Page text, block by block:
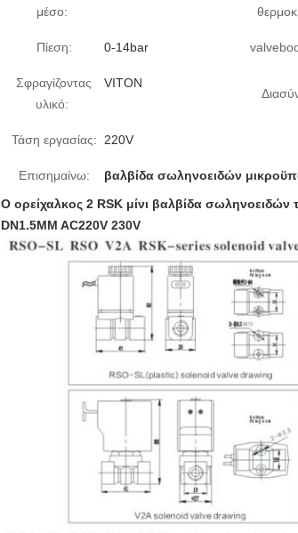
μέσο:
Πίεση: 0-14bar
Σφραγίζοντας
υλικό:
VITON
Τάση εργασίας: 220V
Επισημαίνω: βαλβίδα σωληνοειδών
Ο ορείχαλκος 2 RSK μίνι βαλβίδα
DN1.5MM AC220V 230V